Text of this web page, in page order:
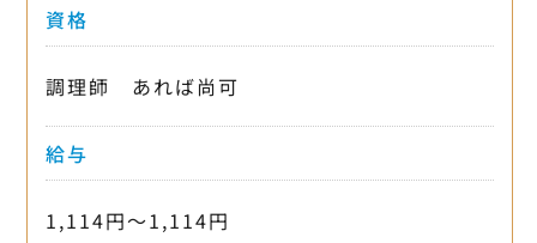
資格
調理師 あれば尚可
給与
1,114円〜1,114円